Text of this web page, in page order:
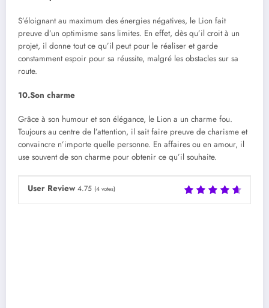
S’éloignant au maximum des énergies négatives, le Lion fait
preuve d’un optimisme sans limites. En effet, dès qu’il croit à un
projet, il donne tout ce qu’il peut pour le réaliser et garde
constamment espoir pour sa réussite, malgré les obstacles sur sa
route.
10.Son charme
Grâce à son humour et son élégance, le Lion a un charme fou.
Toujours au centre de l’attention, il sait faire preuve de charisme et
convaincre n’importe quelle personne. En affaires ou en amour, il
use souvent de son charme pour obtenir ce qu’il souhaite.
User Review 4.75 (4 votes)